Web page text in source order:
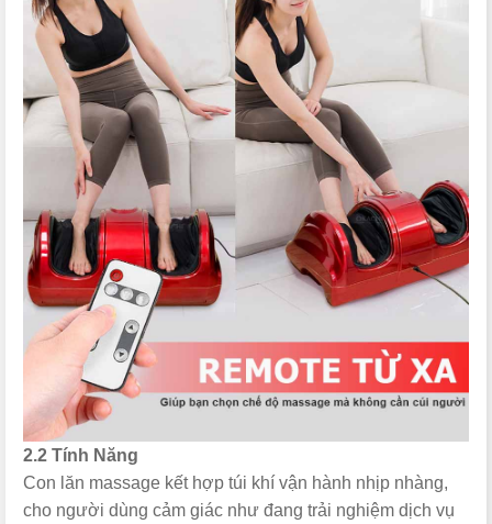
2.2 Tính Năng
Con lăn massage kết hợp túi khí vận hành nhịp nhàng,
cho người dùng cảm giác như đang trải nghiệm dịch vụ